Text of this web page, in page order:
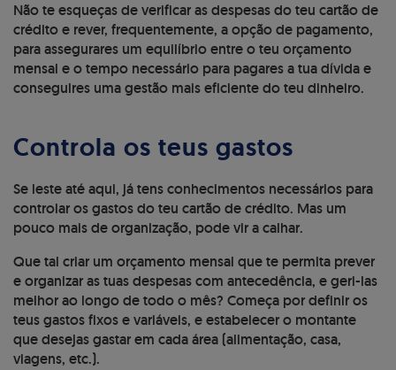
Não te esqueças de verificar as despesas do teu cartão de
crédito e rever, frequentemente, a opção de pagamento,
para assegurares um equilíbrio entre o teu orçamento
mensal e o tempo necessário para pagares a tua dívida e
conseguires uma gestão mais eficiente do teu dinheiro.
Controla os teus gastos
Se leste até aqui, já tens conhecimentos necessários para
controlar os gastos do teu cartão de crédito. Mas um
pouco mais de organização, pode vir a calhar.
Que tal criar um orçamento mensal que te permita prever
e organizar as tuas despesas com antecedência, e geri-las
melhor ao longo de todo o mês? Começa por definir os
teus gastos fixos e variáveis, e estabelecer o montante
que desejas gastar em cada área (alimentação, casa,
viagens, etc.).